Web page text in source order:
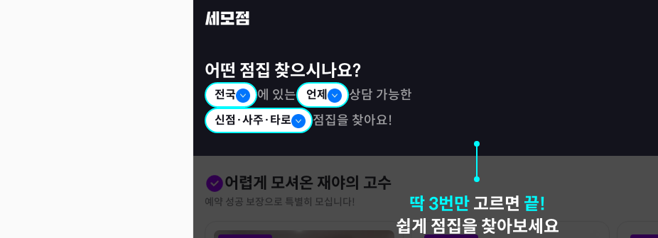
어떤 점집 찾으시나요?
전국 에 있는 언제 상담 가능한
신점·사주·타로 점집을 찾아요!
딱 3번만 고르면 끝!
쉽게 점집을 찾아보세요
어렵게 모셔온 재야의 고수
예약 성공 보장으로 특별히 모십니다!